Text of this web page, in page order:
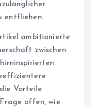
entfliehen.
ambitionierte
zwischen
Vorteile
offen, wie